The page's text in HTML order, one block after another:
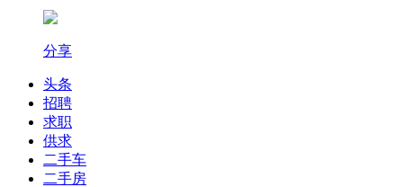
分享
头条
招聘
求职
供求
二手车
二手房